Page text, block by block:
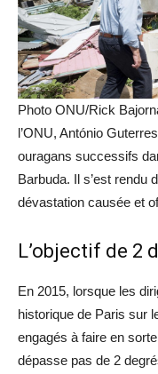
Photo ONU/Rick
l’ONU, António
ouragans successifs
Barbuda. Il s’est rendu
dévastation causée et
L’objectif de 2
En 2015, lorsque les
historique de Paris sur
engagés à faire en
dépasse pas de 2